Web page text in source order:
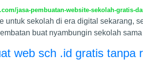
jasa-pembuatan-website-sekolah-gratis-
untuk sekolah di era digital sekarang,
buat nyambungin sekolah
web sch .id gratis tanpa